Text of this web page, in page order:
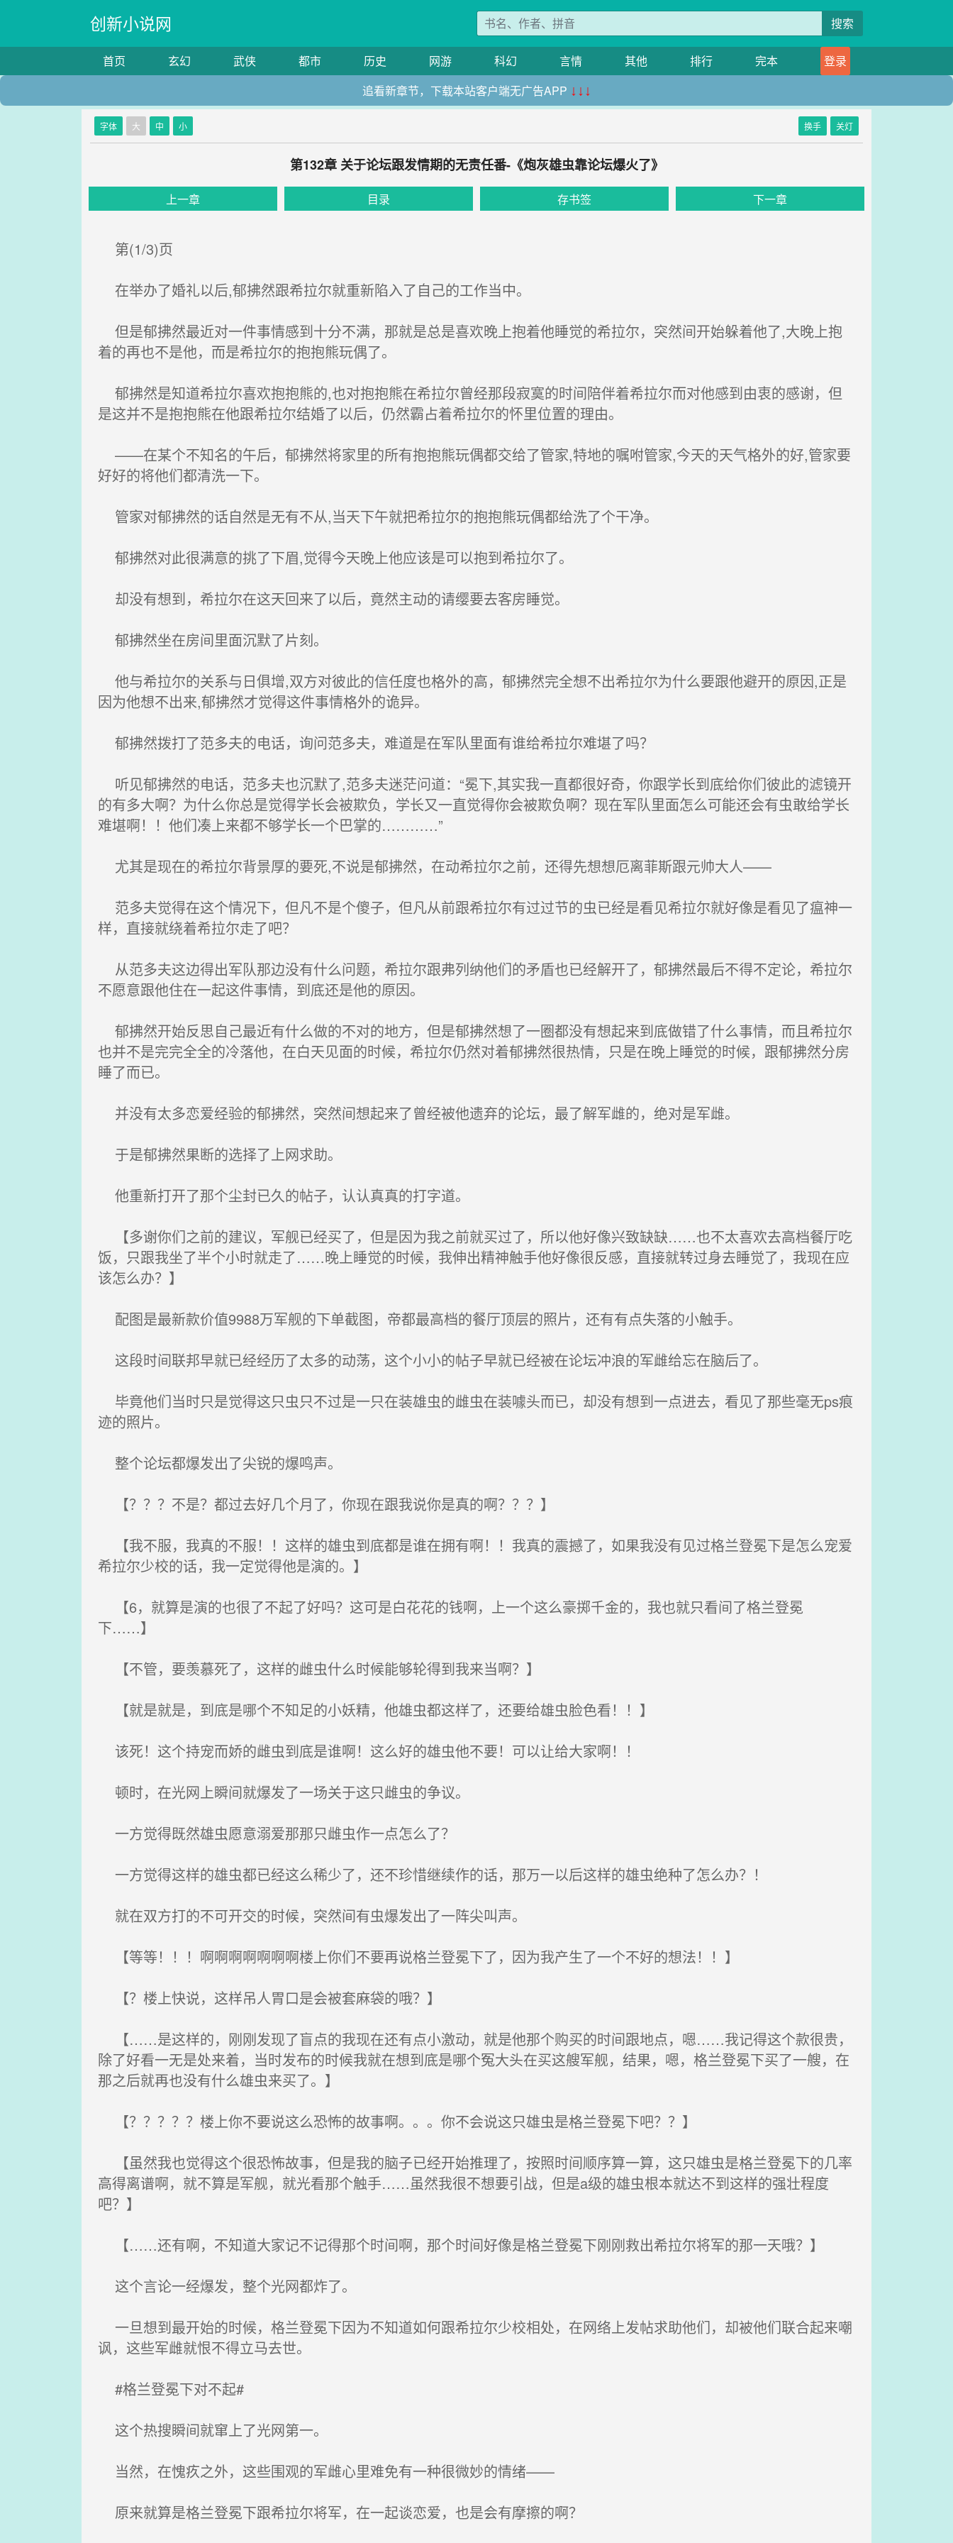
创新小说网 搜索
首页 玄幻 武侠 都市 历史 网游 科幻 言情 其他 排行 完本
登录
追看新章节，下载本站客户端无广告APP ↓↓↓
字体 大 中 小 换手 关灯
第132章 关于论坛跟发情期的无责任番-《炮灰雄虫靠论坛爆火了》
上一章 目录 存书签 下一章
第(1/3)页
在举办了婚礼以后,郁拂然跟希拉尔就重新陷入了自己的工作当中。
但是郁拂然最近对一件事情感到十分不满，那就是总是喜欢晚上抱着他睡觉的希拉尔，突然间开始躲着他了,大晚上抱
着的再也不是他，而是希拉尔的抱抱熊玩偶了。
郁拂然是知道希拉尔喜欢抱抱熊的,也对抱抱熊在希拉尔曾经那段寂寞的时间陪伴着希拉尔而对他感到由衷的感谢，但
是这并不是抱抱熊在他跟希拉尔结婚了以后，仍然霸占着希拉尔的怀里位置的理由。
——在某个不知名的午后，郁拂然将家里的所有抱抱熊玩偶都交给了管家,特地的嘱咐管家,今天的天气格外的好,管家要
好好的将他们都清洗一下。
管家对郁拂然的话自然是无有不从,当天下午就把希拉尔的抱抱熊玩偶都给洗了个干净。
郁拂然对此很满意的挑了下眉,觉得今天晚上他应该是可以抱到希拉尔了。
却没有想到，希拉尔在这天回来了以后，竟然主动的请缨要去客房睡觉。
郁拂然坐在房间里面沉默了片刻。
他与希拉尔的关系与日俱增,双方对彼此的信任度也格外的高，郁拂然完全想不出希拉尔为什么要跟他避开的原因,正是
因为他想不出来,郁拂然才觉得这件事情格外的诡异。
郁拂然拨打了范多夫的电话，询问范多夫，难道是在军队里面有谁给希拉尔难堪了吗？
听见郁拂然的电话，范多夫也沉默了,范多夫迷茫问道：“冕下,其实我一直都很好奇，你跟学长到底给你们彼此的滤镜开
的有多大啊？为什么你总是觉得学长会被欺负，学长又一直觉得你会被欺负啊？现在军队里面怎么可能还会有虫敢给学长
难堪啊！！他们凑上来都不够学长一个巴掌的…………”
尤其是现在的希拉尔背景厚的要死,不说是郁拂然，在动希拉尔之前，还得先想想厄离菲斯跟元帅大人——
范多夫觉得在这个情况下，但凡不是个傻子，但凡从前跟希拉尔有过过节的虫已经是看见希拉尔就好像是看见了瘟神一
样，直接就绕着希拉尔走了吧？
从范多夫这边得出军队那边没有什么问题，希拉尔跟弗列纳他们的矛盾也已经解开了，郁拂然最后不得不定论，希拉尔
不愿意跟他住在一起这件事情，到底还是他的原因。
郁拂然开始反思自己最近有什么做的不对的地方，但是郁拂然想了一圈都没有想起来到底做错了什么事情，而且希拉尔
也并不是完完全全的冷落他，在白天见面的时候，希拉尔仍然对着郁拂然很热情，只是在晚上睡觉的时候，跟郁拂然分房
睡了而已。
并没有太多恋爱经验的郁拂然，突然间想起来了曾经被他遗弃的论坛，最了解军雌的，绝对是军雌。
于是郁拂然果断的选择了上网求助。
他重新打开了那个尘封已久的帖子，认认真真的打字道。
【多谢你们之前的建议，军舰已经买了，但是因为我之前就买过了，所以他好像兴致缺缺……也不太喜欢去高档餐厅吃
饭，只跟我坐了半个小时就走了……晚上睡觉的时候，我伸出精神触手他好像很反感，直接就转过身去睡觉了，我现在应
该怎么办？】
配图是最新款价值9988万军舰的下单截图，帝都最高档的餐厅顶层的照片，还有有点失落的小触手。
这段时间联邦早就已经经历了太多的动荡，这个小小的帖子早就已经被在论坛冲浪的军雌给忘在脑后了。
毕竟他们当时只是觉得这只虫只不过是一只在装雄虫的雌虫在装噱头而已，却没有想到一点进去，看见了那些毫无ps痕
迹的照片。
整个论坛都爆发出了尖锐的爆鸣声。
【？？？不是？都过去好几个月了，你现在跟我说你是真的啊？？？】
【我不服，我真的不服！！这样的雄虫到底都是谁在拥有啊！！我真的震撼了，如果我没有见过格兰登冕下是怎么宠爱
希拉尔少校的话，我一定觉得他是演的。】
【6，就算是演的也很了不起了好吗？这可是白花花的钱啊，上一个这么豪掷千金的，我也就只看间了格兰登冕
下……】
【不管，要羡慕死了，这样的雌虫什么时候能够轮得到我来当啊？】
【就是就是，到底是哪个不知足的小妖精，他雄虫都这样了，还要给雄虫脸色看！！】
该死！这个持宠而娇的雌虫到底是谁啊！这么好的雄虫他不要！可以让给大家啊！！
顿时，在光网上瞬间就爆发了一场关于这只雌虫的争议。
一方觉得既然雄虫愿意溺爱那那只雌虫作一点怎么了？
一方觉得这样的雄虫都已经这么稀少了，还不珍惜继续作的话，那万一以后这样的雄虫绝种了怎么办？！
就在双方打的不可开交的时候，突然间有虫爆发出了一阵尖叫声。
【等等！！！啊啊啊啊啊啊啊楼上你们不要再说格兰登冕下了，因为我产生了一个不好的想法！！】
【？楼上快说，这样吊人胃口是会被套麻袋的哦？】
【……是这样的，刚刚发现了盲点的我现在还有点小激动，就是他那个购买的时间跟地点，嗯……我记得这个款很贵，
除了好看一无是处来着，当时发布的时候我就在想到底是哪个冤大头在买这艘军舰，结果，嗯，格兰登冕下买了一艘，在
那之后就再也没有什么雄虫来买了。】
【？？？？？楼上你不要说这么恐怖的故事啊。。。你不会说这只雄虫是格兰登冕下吧？？】
【虽然我也觉得这个很恐怖故事，但是我的脑子已经开始推理了，按照时间顺序算一算，这只雄虫是格兰登冕下的几率
高得离谱啊，就不算是军舰，就光看那个触手……虽然我很不想要引战，但是a级的雄虫根本就达不到这样的强壮程度
吧？】
【……还有啊，不知道大家记不记得那个时间啊，那个时间好像是格兰登冕下刚刚救出希拉尔将军的那一天哦？】
这个言论一经爆发，整个光网都炸了。
一旦想到最开始的时候，格兰登冕下因为不知道如何跟希拉尔少校相处，在网络上发帖求助他们，却被他们联合起来嘲
讽，这些军雌就恨不得立马去世。
#格兰登冕下对不起#
这个热搜瞬间就窜上了光网第一。
当然，在愧疚之外，这些围观的军雌心里难免有一种很微妙的情绪——
原来就算是格兰登冕下跟希拉尔将军，在一起谈恋爱，也是会有摩擦的啊？